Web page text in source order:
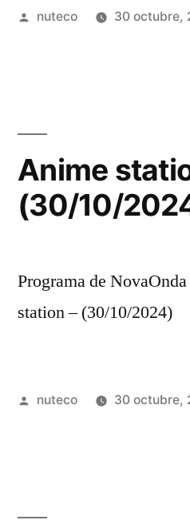
Publicada
nuteco 30 octubre,
Anime
(30/10/
Programa de
station – (30/10/2024)
Publicada
nuteco 30 octubre,